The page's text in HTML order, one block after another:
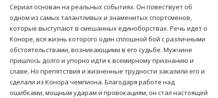
Сериал основан на реальных событиях. Он повествует об
одном из самых талантливых и знаменитых спортсменов,
которые выступают в смешанных единоборствах. Речь идет о
Коноре, вся жизнь которого один сплошной бой с различными
обстоятельствами, возникающими в его судьбе. Мужчине
пришлось долго и упорно идти к всемирному признанию и
славе. Но препятствия и жизненные трудности закалили его и
сделали из Конора чемпиона. Благодаря работе над
ошибками, мощным ударам и провокациям, он стал настоящей